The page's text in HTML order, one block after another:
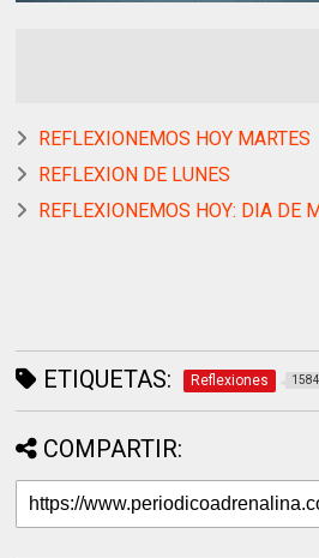
REFLEXIONEMOS HOY MARTES
REFLEXION DE LUNES
REFLEXIONEMOS HOY: DIA DE
ETIQUETAS: Reflexiones 1584
COMPARTIR: